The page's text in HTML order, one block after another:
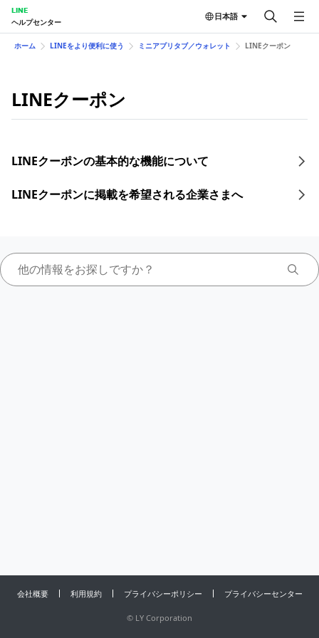
LINE
ヘルプセンター
日本語
ホーム LINEをより便利に使う ミニアプリタブ／ウォレット LINEクーポン
LINEクーポン
LINEクーポンの基本的な機能について
LINEクーポンに掲載を希望される企業さまへ
会社概要 利用規約 プライバシーポリシー プライバシーセンター
© LY Corporation